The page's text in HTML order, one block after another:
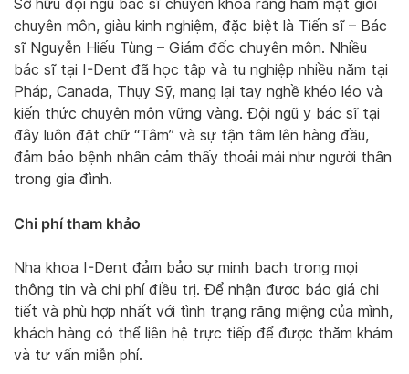
Sở hữu đội ngũ bác sĩ chuyên khoa răng hàm mặt giỏi
chuyên môn, giàu kinh nghiệm, đặc biệt là Tiến sĩ – Bác
sĩ Nguyễn Hiếu Tùng – Giám đốc chuyên môn. Nhiều
bác sĩ tại I-Dent đã học tập và tu nghiệp nhiều năm tại
Pháp, Canada, Thụy Sỹ, mang lại tay nghề khéo léo và
kiến thức chuyên môn vững vàng. Đội ngũ y bác sĩ tại
đây luôn đặt chữ “Tâm” và sự tận tâm lên hàng đầu,
đảm bảo bệnh nhân cảm thấy thoải mái như người thân
trong gia đình.
Chi phí tham khảo
Nha khoa I-Dent đảm bảo sự minh bạch trong mọi
thông tin và chi phí điều trị. Để nhận được báo giá chi
tiết và phù hợp nhất với tình trạng răng miệng của mình,
khách hàng có thể liên hệ trực tiếp để được thăm khám
và tư vấn miễn phí.